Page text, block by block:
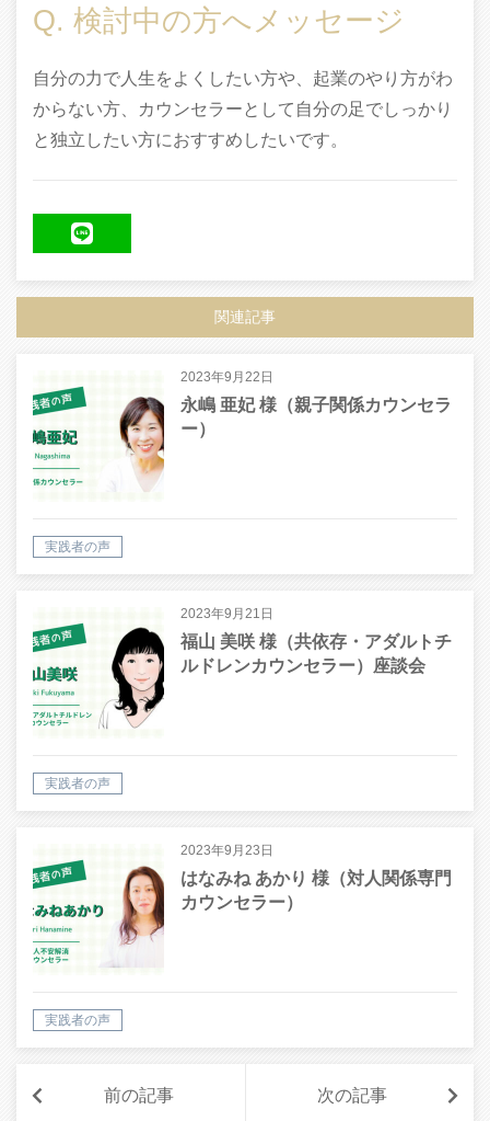
Q. 検討中の方へメッセージ
自分の力で人生をよくしたい方や、起業のやり方がわ
からない方、カウンセラーとして自分の足でしっかり
と独立したい方におすすめしたいです。
関連記事
2023年9月22日
永嶋 亜妃 様（親子関係カウンセラ
ー）
実践者の声
2023年9月21日
福山 美咲 様（共依存・アダルトチ
ルドレンカウンセラー）座談会
実践者の声
2023年9月23日
はなみね あかり 様（対人関係専門
カウンセラー）
実践者の声
前の記事 次の記事